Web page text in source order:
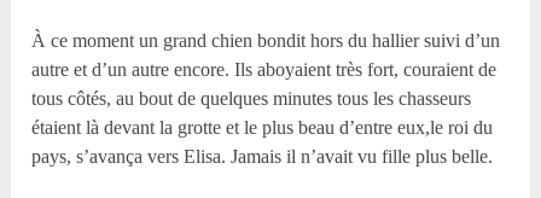
À ce moment un grand chien bondit hors du hallier suivi d’un
autre et d’un autre encore. Ils aboyaient très fort, couraient de
tous côtés, au bout de quelques minutes tous les chasseurs
étaient là devant la grotte et le plus beau d’entre eux,le roi du
pays, s’avança vers Elisa. Jamais il n’avait vu fille plus belle.